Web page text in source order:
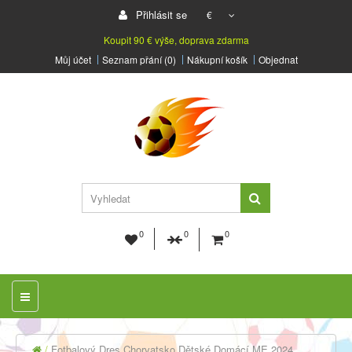
Přihlásit se
€
Koupit 90 € výše, doprava zdarma
Můj účet
Seznam přání (0) Nákupní košík Objednat
0 0 0